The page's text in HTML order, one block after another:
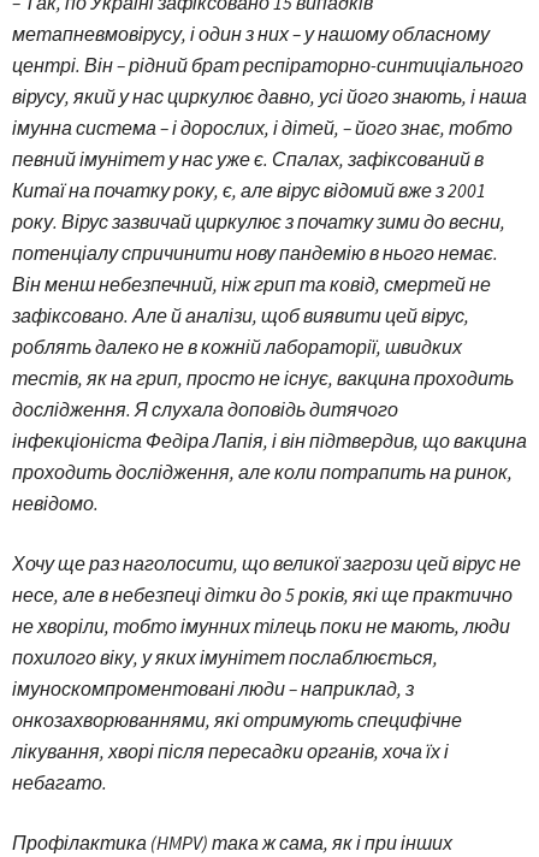
метапневмовірусу, і один з них – у нашому обласному
центрі. Він – рідний брат респіраторно-синтиціального
вірусу, який у нас циркулює давно, усі його знають, і наша
імунна система – і дорослих, і дітей, – його знає, тобто
певний імунітет у нас уже є. Спалах, зафіксований в
Китаї на початку року, є, але вірус відомий вже з 2001
року. Вірус зазвичай циркулює з початку зими до весни,
потенціалу спричинити нову пандемію в нього немає.
Він менш небезпечний, ніж грип та ковід, смертей не
зафіксовано. Але й аналізи, щоб виявити цей вірус,
роблять далеко не в кожній лабораторії, швидких
тестів, як на грип, просто не існує, вакцина проходить
дослідження. Я слухала доповідь дитячого
інфекціоніста Федіра Лапія, і він підтвердив, що вакцина
проходить дослідження, але коли потрапить на ринок,
невідомо.
Хочу ще раз наголосити, що великої загрози цей вірус не
несе, але в небезпеці дітки до 5 років, які ще практично
не хворіли, тобто імунних тілець поки не мають, люди
похилого віку, у яких імунітет послаблюється,
імуноскомпроментовані люди – наприклад, з
онкозахворюваннями, які отримують специфічне
лікування, хворі після пересадки органів, хоча їх і
небагато.
Профілактика (HMPV) така ж сама, як і при інших